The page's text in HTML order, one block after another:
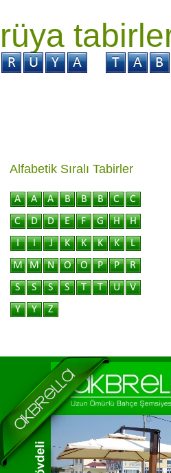
rüya
Alfabetik Sıralı Tabirler